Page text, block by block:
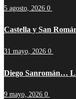
5 agosto, 2026 0
Castella y San
31 mayo, 2026 0
Diego Sanromán…
9 mayo, 2026 0